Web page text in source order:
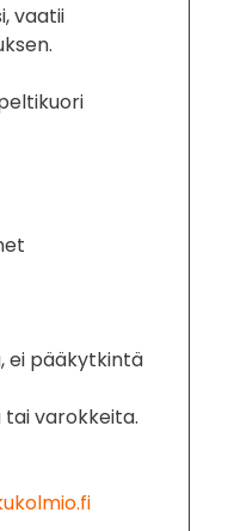
vaatii
ei pääkytkintä
varokkeita.